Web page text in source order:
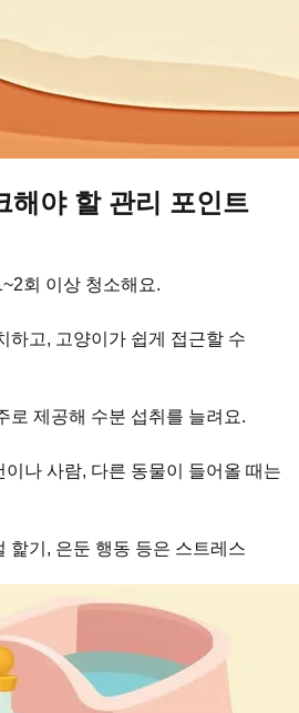
해야 할 관리 포인트
회 이상 청소해요.
하고, 고양이가 쉽게 접근할 수
로 제공해 수분 섭취를 늘려요.
이나 사람, 다른 동물이 들어올 때는
핥기, 은둔 행동 등은 스트레스